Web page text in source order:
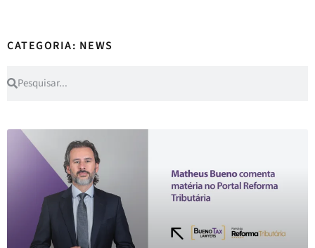
CATEGORIA: NEWS